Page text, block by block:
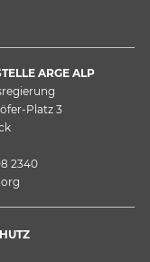
ARGE ALP
Platz 3
2340